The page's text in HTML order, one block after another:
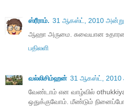
ஸ்ரீராம். 31 ஆகஸ்ட், 2010 அன்று
ஆஹா அருமை. சுவையான
பதிலளி
வல்லிசிம்ஹன் 31 ஆகஸ்ட், 2010
வேண்டாம் என வாழ்வில்
ஒதுக்குவோம். மீண்டும்